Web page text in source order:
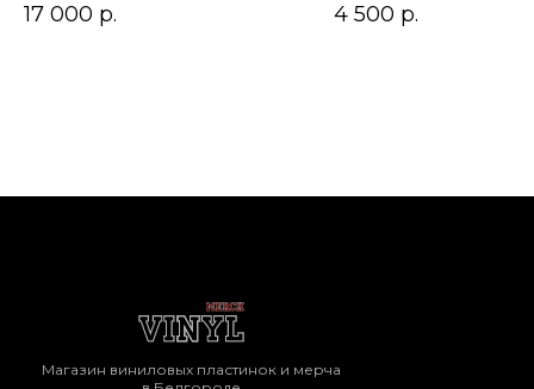
17 000 р. 4 500 р.
Магазин виниловых пластинок и мерча